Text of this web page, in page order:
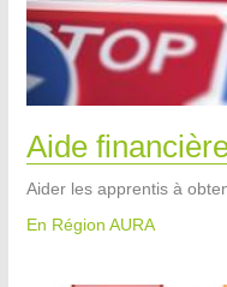
Aide
Aider les apprentis à
En Région AURA